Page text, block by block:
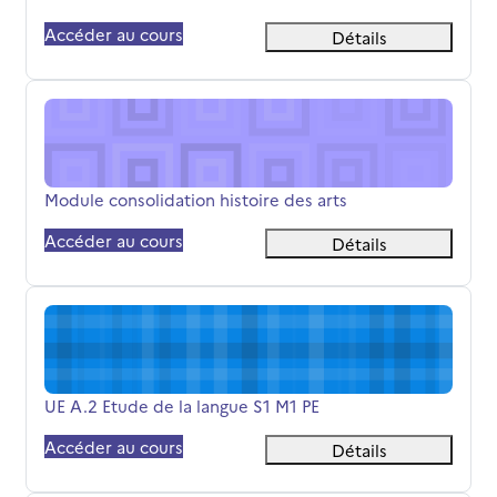
Accéder au cours
Détails
Module consolidation histoire des arts
Nom du cours
Module consolidation histoire des arts
Accéder au cours
Détails
UE A.2 Etude de la langue S1 M1 PE
Nom du cours
UE A.2 Etude de la langue S1 M1 PE
Accéder au cours
Détails